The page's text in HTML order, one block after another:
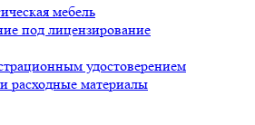
мебель
под лицензирование
удостоверением
расходные материалы